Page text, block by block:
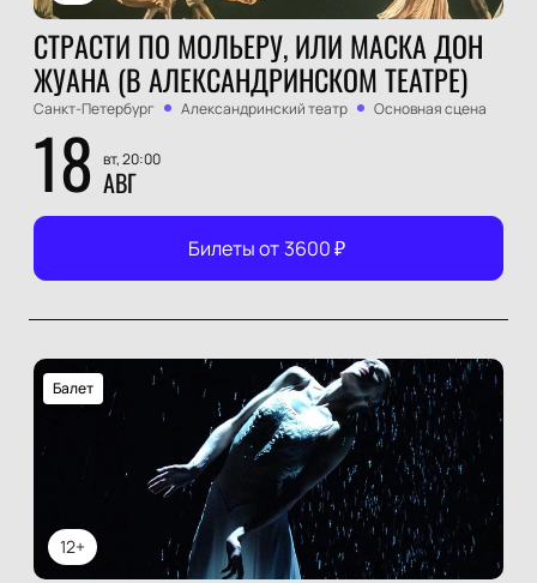
СТРАСТИ ПО МОЛЬЕРУ, ИЛИ МАСКА ДОН
ЖУАНА (В АЛЕКСАНДРИНСКОМ ТЕАТРЕ)
Санкт-Петербург Александринский театр Основная сцена
18 вт, 20:00
АВГ
Билеты от 3600₽
12+
Балет